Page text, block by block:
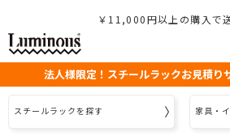
￥11,000円以上の購入で
法人様限定！スチールラックお見積り
スチールラックを探す 家具・